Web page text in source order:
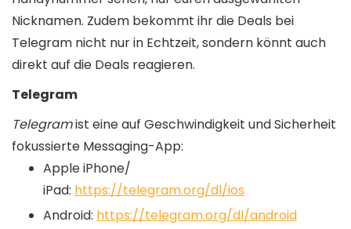
Nicknamen. Zudem bekommt ihr die Deals bei
Telegram nicht nur in Echtzeit, sondern könnt auch
direkt auf die Deals reagieren.
Telegram
Telegramist eine auf Geschwindigkeit und Sicherheit
fokussierte Messaging-App:
Apple iPhone/
iPad: https://telegram.org/dl/ios
Android: https://telegram.org/dl/android